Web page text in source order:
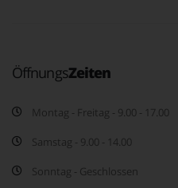
ÖffnungsZeiten
Montag - Freitag - 9.00 - 17.00
Samstag - 9.00 - 14.00
Sonntag - Geschlossen